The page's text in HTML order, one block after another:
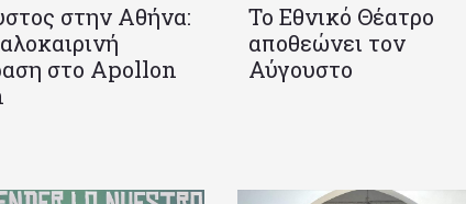
στην Αθήνα:
στο Apollon
Το Εθνικό Θέατρο
αποθεώνει τον
Αύγουστο